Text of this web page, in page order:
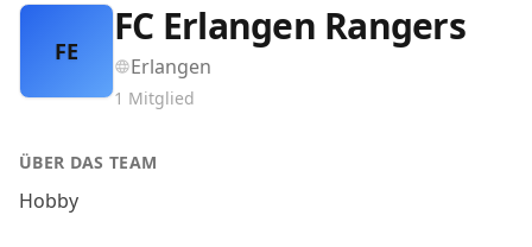
FE
FC Erlangen Rangers
Erlangen
1 Mitglied
ÜBER DAS TEAM
Hobby